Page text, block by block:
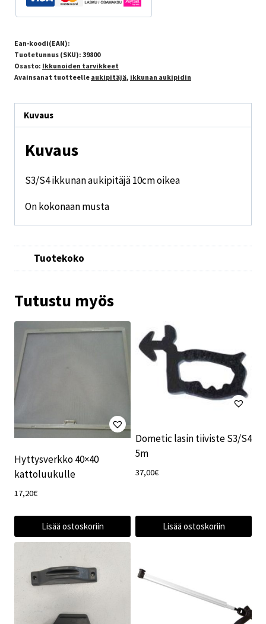
Ean-koodi(EAN):
Tuotetunnus (SKU): 39800
Osasto: Ikkunoiden tarvikkeet
Avainsanat tuotteelle aukipitäjä, ikkunan aukipidin
Kuvaus
Kuvaus
S3/S4 ikkunan aukipitäjä 10cm oikea
On kokonaan musta
Tuotekoko
Tutustu myös
Hyttysverkko 40×40
kattoluukulle
17,20€
Lisää ostoskoriin
Dometic lasin tiiviste S3/S4
5m
37,00€
Lisää ostoskoriin